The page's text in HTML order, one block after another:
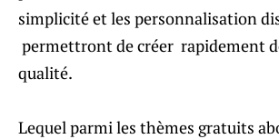
simplicité et les personnalisation
permettront de créer rapidement
qualité.
Lequel parmi les thèmes gratuits